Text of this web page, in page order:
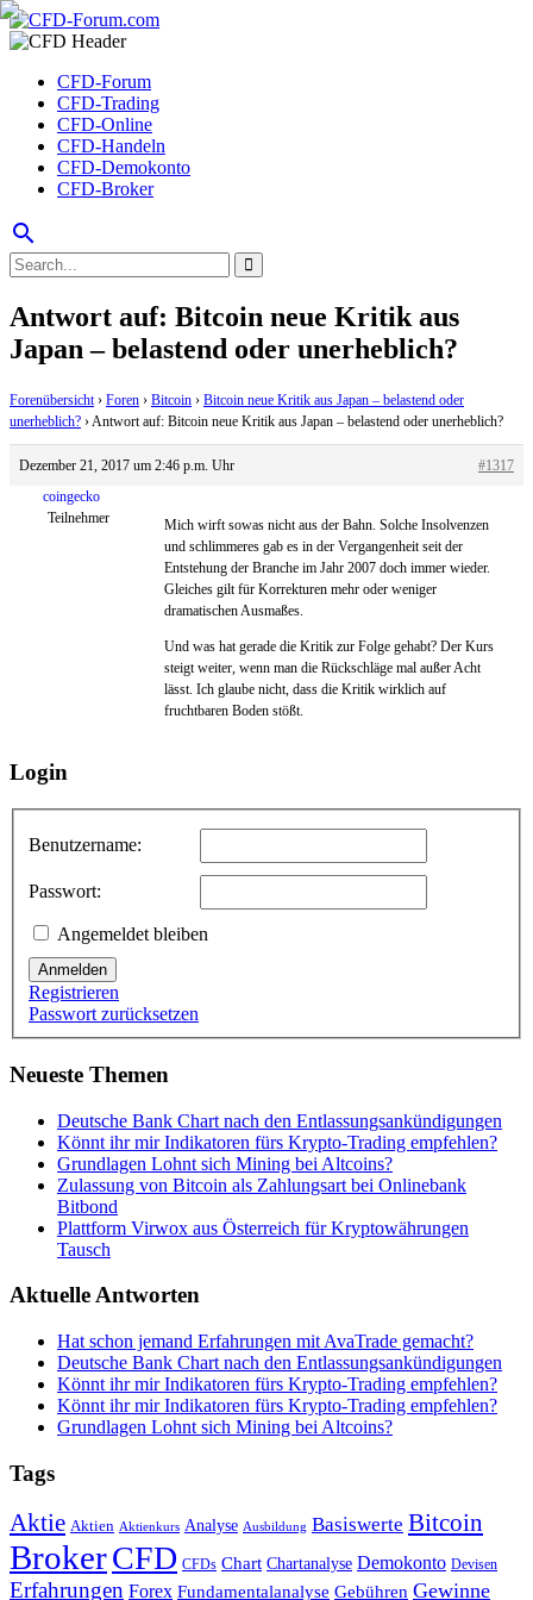
CFD-Forum
CFD-Trading
CFD-Online
CFD-Handeln
CFD-Demokonto
CFD-Broker
search
Antwort auf: Bitcoin neue Kritik aus
Japan – belastend oder unerheblich?
Forenübersicht › Foren › Bitcoin › Bitcoin neue Kritik aus Japan – belastend oder
unerheblich? ›Antwort auf: Bitcoin neue Kritik aus Japan – belastend oder unerheblich?
Dezember 21, 2017 um 2:46 p.m. Uhr
#1317
coingecko
Teilnehmer
Mich wirft sowas nicht aus der Bahn. Solche Insolvenzen
und schlimmeres gab es in der Vergangenheit seit der
Entstehung der Branche im Jahr 2007 doch immer wieder.
Gleiches gilt für Korrekturen mehr oder weniger
dramatischen Ausmaßes.
Und was hat gerade die Kritik zur Folge gehabt? Der Kurs
steigt weiter, wenn man die Rückschläge mal außer Acht
lässt. Ich glaube nicht, dass die Kritik wirklich auf
fruchtbaren Boden stößt.
Login
Benutzername:
Passwort:
Angemeldet bleiben
Anmelden
Registrieren
Passwort zurücksetzen
Neueste Themen
Deutsche Bank Chart nach den Entlassungsankündigungen
Könnt ihr mir Indikatoren fürs Krypto-Trading empfehlen?
Grundlagen Lohnt sich Mining bei Altcoins?
Zulassung von Bitcoin als Zahlungsart bei Onlinebank
Bitbond
Plattform Virwox aus Österreich für Kryptowährungen
Tausch
Aktuelle Antworten
Hat schon jemand Erfahrungen mit AvaTrade gemacht?
Deutsche Bank Chart nach den Entlassungsankündigungen
Könnt ihr mir Indikatoren fürs Krypto-Trading empfehlen?
Könnt ihr mir Indikatoren fürs Krypto-Trading empfehlen?
Grundlagen Lohnt sich Mining bei Altcoins?
Tags
Aktie Aktien Aktienkurs Analyse Ausbildung Basiswerte Bitcoin
BrokerCFD CFDs Chart Chartanalyse Demokonto Devisen
Erfahrungen Forex Fundamentalanalyse Gebühren Gewinne